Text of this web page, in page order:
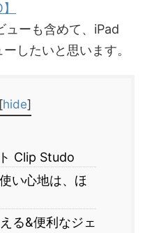
ューも含めて、iPad
したいと思います。
[hide]
Clip Studo
い心地は、ほ
る&便利なジェ